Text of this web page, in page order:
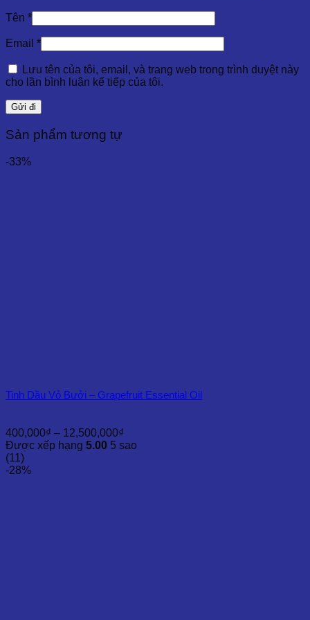
Tên *
Email *
Lưu tên của tôi, email, và trang web trong trình duyệt này
cho lần bình luận kế tiếp của tôi.
Sản phẩm tương tự
-33%
Tinh Dầu Vỏ Bưởi – Grapefruit Essential Oil
400,000₫ – 12,500,000₫
giá:
Được xếp hạng 5.00 5 sao
(11)
-28%